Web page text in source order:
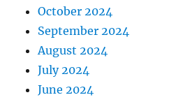
October 2024
September 2024
August 2024
July 2024
June 2024